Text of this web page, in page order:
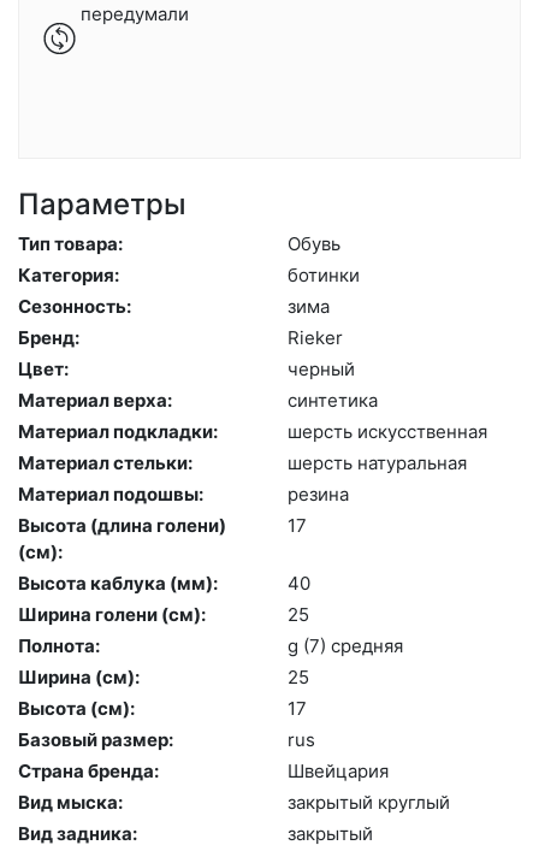
передумали
Параметры
Тип товара:
Обувь
Категория:
бо­тин­ки
Сезонность:
зи­ма
Бренд:
Ri­eker
Цвет:
чер­ный
Материал верха:
син­те­тика
Материал подкладки:
шерсть ис­кусс­твен­ная
Материал стельки:
шерсть на­тураль­ная
Материал подошвы:
ре­зина
Высота (длина голени)
(cм):
17
Высота каблука (мм):
40
Ширина голени (см):
25
Полнота:
g (7) сред­няя
Ширина (см):
25
Высота (cм):
17
Базовый размер:
rus
Страна бренда:
Швей­ца­рия
Вид мыска:
зак­ры­тый круг­лый
Вид задника:
зак­ры­тый